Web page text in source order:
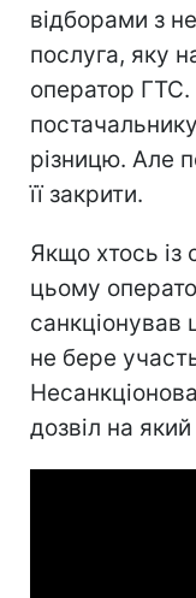
відборами з
послуга, яку
оператор ГТС.
різницю. Але
її закрити.
Якщо хтось із
цьому
санкціонував
не бере
дозвіл на